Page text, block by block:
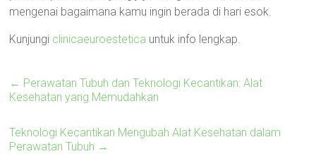
mengenai bagaimana kamu ingin berada di hari esok.
Kunjungi clinicaeuroestetica untuk info lengkap.
← Perawatan Tubuh dan Teknologi Kecantikan: Alat
Kesehatan yang Memudahkan
Teknologi Kecantikan Mengubah Alat Kesehatan dalam
Perawatan Tubuh →